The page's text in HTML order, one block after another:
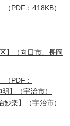
PDF：418KB）
】（向日市、長岡
PDF：
】（宇治市）
楽】（宇治市）